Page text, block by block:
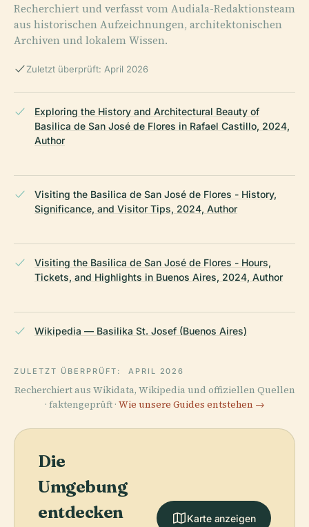
Recherchiert und verfasst vom Audiala-Redaktionsteam
aus historischen Aufzeichnungen, architektonischen
Archiven und lokalem Wissen.
Zuletzt überprüft: April 2026
Exploring the History and Architectural Beauty of
Basilica de San José de Flores in Rafael Castillo, 2024,
Author
Visiting the Basilica de San José de Flores - History,
Significance, and Visitor Tips, 2024, Author
Visiting the Basilica de San José de Flores - Hours,
Tickets, and Highlights in Buenos Aires, 2024, Author
Wikipedia — Basilika St. Josef (Buenos Aires)
ZULETZT ÜBERPRÜFT: APRIL 2026
Recherchiert aus Wikidata, Wikipedia und offiziellen Quellen
· faktengeprüft · Wie unsere Guides entstehen →
Die
Umgebung
entdecken
Karte anzeigen